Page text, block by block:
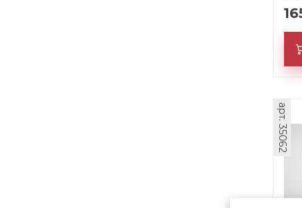
арт. 35062